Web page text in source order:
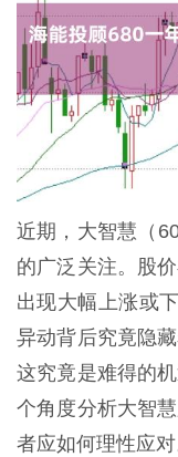
近期，大智慧（
的广泛关注。股
出现大幅上涨或
异动背后究竟隐
这究竟是难得的
个角度分析大智
者应如何理性应对